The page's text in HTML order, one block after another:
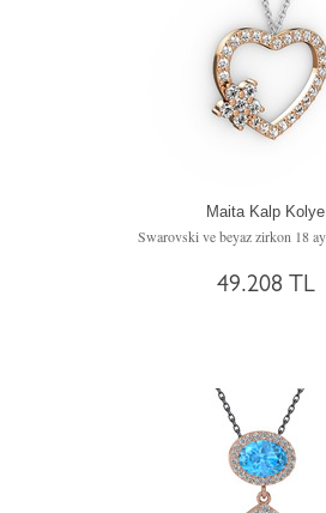
Maita Kalp Kolye
49.208 TL